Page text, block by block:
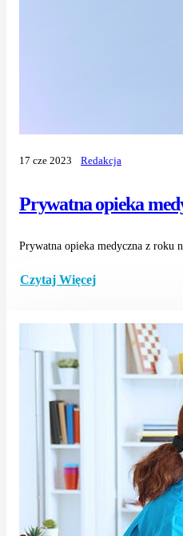
Prywatna opieka
17 cze 2023 Redakcja
Prywatna opieka medyczna z roku
Czytaj Więcej